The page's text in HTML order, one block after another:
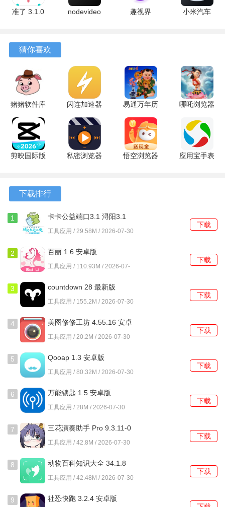
软件亮点
1、你可以随时随地收到来自心仪对象的消息，保持即时沟
通。
的兴趣与喜好。
活故事。
1、支持大图展示，帮助你更好地展现自己的个性与魅力。
2、你可以轻松设置个人签名，表达自己的兴趣和态度，吸引
更多志同道合的朋友。
3、平台会根据你的喜好推荐合适的人选，让你在交友的路上
更加顺利。
4、随时查看收到的消息，快速回复，让彼此的心跳不再错
在一起怎么使用？
1、下载并安装，注册一个新账号，填写你的基本信息。
2、进入主界面后，设置你的个人资料，包括照片和签名，展
示出真实的自我。
3、浏览推荐的用户，根据自己的兴趣进行筛选，点击对感兴
趣的人进行关注。
4、在动态分享区，随手记录生活中的点滴，发布心情，吸引
准了 3.1.0
nodevideo
趣视界
小米汽车
猜你喜欢
猪猪软件库
3.4版本 3.4
官方版
闪连加速器
1.1 安卓版
易通万年历
6.8 安卓版
哪吒浏览器
费版
剪映国际版
私密浏览器
悟空浏览器
​应用宝手表
下载排行
1
卡卡公益端口3.1 浔阳3.1
安卓版
工具应用 / 29.58M / 2026-07-30
下载
2 百丽 1.6 安卓版
工具应用 / 110.93M / 2026-07-
下载
3 countdown 28 最新版
工具应用 / 155.2M / 2026-07-30
下载
4
美图修修工坊 4.55.16 安卓
版
工具应用 / 20.2M / 2026-07-30
下载
5 Qooap 1.3 安卓版
工具应用 / 80.32M / 2026-07-30
下载
6 万能锁匙 1.5 安卓版
工具应用 / 28M / 2026-07-30
下载
7
三花演奏助手 Pro 9.3.11-0
安卓版
工具应用 / 42.8M / 2026-07-30
下载
8
动物百科知识大全 34.1.8
安卓版
工具应用 / 42.48M / 2026-07-30
下载
9
社恐快跑 3.2.4 安卓版